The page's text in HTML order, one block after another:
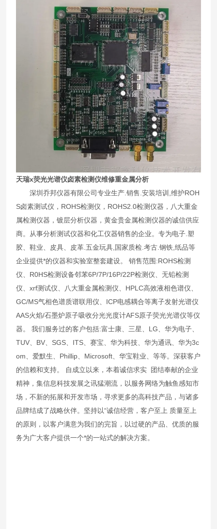
天瑞x荧光光谱仪卤素检测仪维修重金属分析
深圳乔邦仪器有限公司专业生产.销售.安装培训,维护ROH
S卤素测试仪，ROHS检测仪，ROHS2.0检测仪器，八大重金
属检测仪器，镀层分析仪器，黄金贵金属检测仪器的诚信供应
商。从事分析测试仪器和化工仪器销售的企业。专为电子.塑
胶、鞋业、皮具、皮革.五金玩具,国家质检.考古.钢铁,纸品等
企业提供*的仪器和实验室整套建设。 销售范围:ROHS检测
仪、R0HS检测设备邻苯6P/7P/16P/22P检测仪、无铅检测
仪、xrf测试仪、八大重金属检测仪、HPLC高效液相色谱仪、
GC/MS气相色谱质谱联用仪、ICP电感耦合等离子发射光谱仪
AAS火焰/石墨炉原子吸收分光光度计AFS原子荧光光谱仪等仪
器。 我们服务过的客户包括:富士康、三星、LG、华为电子、
TUV、BV、SGS、ITS、赛宝、华为科技、华为通讯、华为3c
om、爱默生、Phillip、Microsoft、华宝鞋业、等等。深获客户
的信赖和支持。 自成立以来，本着诚信求实 团结奉献的企业
精神，集信息科技发展之讯猛潮流，以服务网络为触鱼感知市
场，不新的拓展和开发市场，寻求更多的高科技产品，与诸多
品牌结成了战略伙伴。坚持以“诚信经营，客户至上 质量至上
的原则，以客户满意为我们的完旨，以过硬的产品、优质的服
务为广大客户提供一个*的一站式的解决方案。